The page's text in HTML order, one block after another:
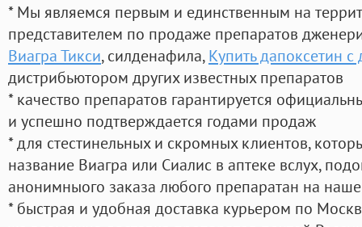
* Мы являемся первым и единственным на
представителем по продаже препаратов
Виагра Тикси, силденафила, Купить дапоксетин с
дистрибьютором других известных препаратов
* качество препаратов гарантируется
и успешно подтверждается годами продаж
* для стестинельных и скромных клиентов,
название Виагра или Сиалис в аптеке вслух,
анонимныого заказа любого препаратан на
* быстрая и удобная доставка курьером по